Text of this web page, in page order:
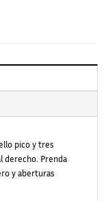
pico y tres
derecho. Prenda
y aberturas